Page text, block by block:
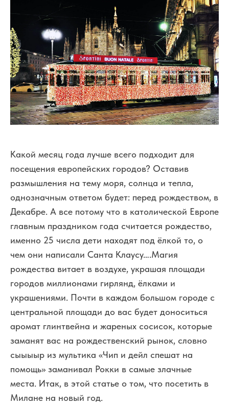
Какой месяц года лучше всего подходит для
посещения европейских городов? Оставив
размышления на тему моря, солнца и тепла,
однозначным ответом будет: перед рождеством, в
Декабре. А все потому что в католической Европе
главным праздником года считается рождество,
именно 25 числа дети находят под ёлкой то, о
чем они написали Санта Клаусу….Магия
рождества витает в воздухе, украшая площади
городов миллионами гирлянд, ёлками и
украшениями. Почти в каждом большом городе с
центральной площади до вас будет доноситься
аромат глинтвейна и жареных сосисок, которые
заманят вас на рождественский рынок, словно
сыыыыр из мультика «Чип и дейл спешат на
помощь» заманивал Рокки в самые злачные
места. Итак, в этой статье о том, что посетить в
Милане на новый год.